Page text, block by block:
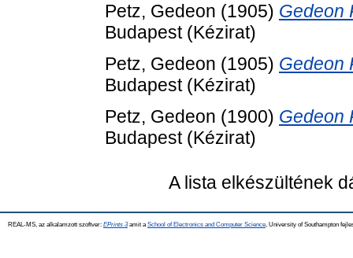
Petz, Gedeon (1905) Gedeon
Budapest (Kézirat)
Petz, Gedeon (1905) Gedeon
Budapest (Kézirat)
Petz, Gedeon (1900) Gedeon
Budapest (Kézirat)
A lista elkészültének
REAL-MS, az alkalamzott szoftver: EPrints 3amit a School of Electronics and Computer Science , University of Southampton